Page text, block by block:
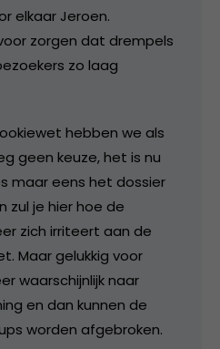
elkaar Jeroen.
zorgen dat drempels
zo laag
hebben we als
geen keuze, het is nu
maar eens het dossier
zul je hier hoe de
zich irriteert aan de
Maar gelukkig voor
waarschijnlijk naar
en dan kunnen de
worden afgebroken.